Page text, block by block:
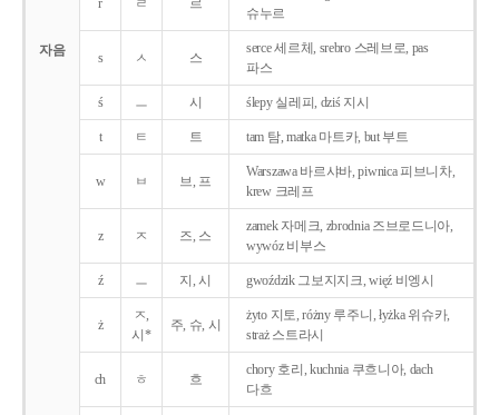
자음
r ㄹ 르
슈누르
s ㅅ 스
serce 세르체, srebro 스레브로, pas
파스
ś ㅡ 시 ślepy 실레피, dziś 지시
t ㅌ 트 tam 탐, matka 마트카, but 부트
w ㅂ 브, 프
Warszawa 바르샤바, piwnica 피브니차,
krew 크레프
z ㅈ 즈, 스
zamek 자메크, zbrodnia 즈브로드니아,
wywóz 비부스
ź ㅡ 지, 시 gwoździk 그보지지크, więź 비엥시
ż
ㅈ,
시*
주, 슈, 시
żyto 지토, różny 루주니, łyżka 위슈카,
straż 스트라시
ch ㅎ 흐
chory 호리, kuchnia 쿠흐니아, dach
다흐